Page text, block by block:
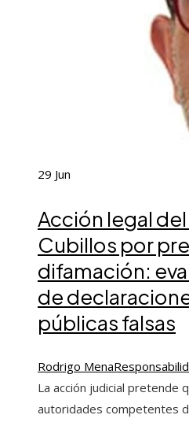
29 Jun
Acción legal del
Cubillos por
difamación:
de
públicas falsas
Rodrigo Mena
La acción judicial pretende
autoridades competentes